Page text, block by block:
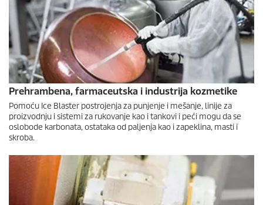
Prehrambena, farmaceutska i industrija kozmetike
Pomoću Ice Blaster postrojenja za punjenje i mešanje, linije za
proizvodnju i sistemi za rukovanje kao i tankovi i peći mogu da se
oslobode karbonata, ostataka od paljenja kao i zapeklina, masti i
skroba.